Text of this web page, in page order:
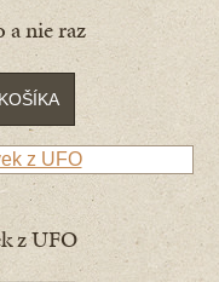
nie raz
z UFO